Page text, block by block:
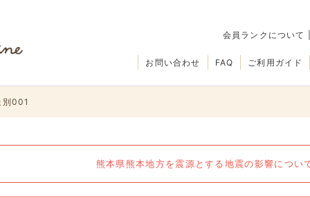
会員ランクについて
ご利用ガイド
FAQ
お問い合わせ
別001
熊本県熊本地方を震源とする地震の影響につ